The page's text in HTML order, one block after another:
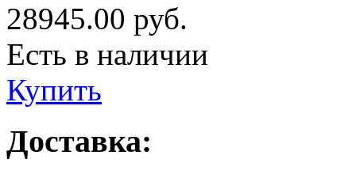
28945.00 руб.
Есть в наличии
Купить
Доставка: